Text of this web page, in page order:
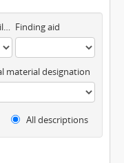
Digital object available Finding aid
material designation
All descriptions